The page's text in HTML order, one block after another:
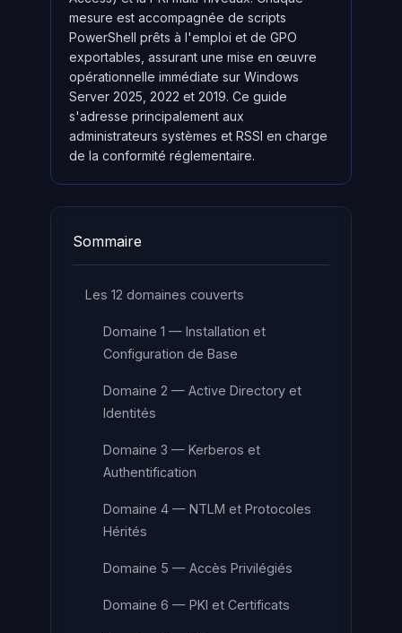
mesure est accompagnée de scripts
PowerShell prêts à l'emploi et de GPO
exportables, assurant une mise en œuvre
opérationnelle immédiate sur Windows
Server 2025, 2022 et 2019. Ce guide
s'adresse principalement aux
administrateurs systèmes et RSSI en charge
de la conformité réglementaire.
Sommaire
Les 12 domaines couverts
Domaine 1 — Installation et
Configuration de Base
Domaine 2 — Active Directory et
Identités
Domaine 3 — Kerberos et
Authentification
Domaine 4 — NTLM et Protocoles
Hérités
Domaine 5 — Accès Privilégiés
Domaine 6 — PKI et Certificats